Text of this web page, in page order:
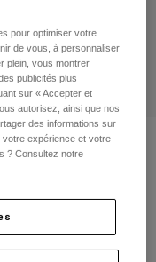
Off-Road
pour optimiser votre
de vous, à personnaliser
plein, vous montrer
publicités plus
sur « Accepter et
autorisez, ainsi que nos
des informations sur
expérience et votre
? Consultez notre